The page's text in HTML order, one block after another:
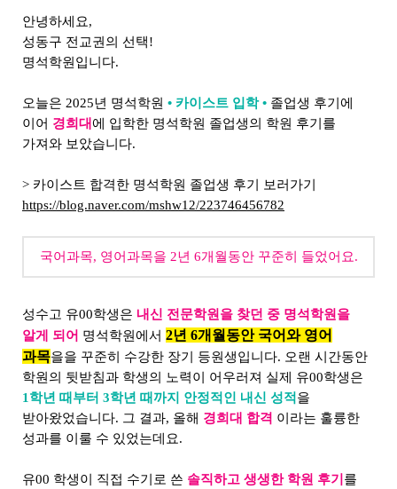
안녕하세요,
성동구 전교권의 선택!
명석학원입니다.
오늘은 2025년 명석학원 • 카이스트 입학 • 졸업생 후기에
이어 경희대에 입학한 명석학원 졸업생의 학원 후기를
가져와 보았습니다.
> 카이스트 합격한 명석학원 졸업생 후기 보러가기
https://blog.naver.com/mshw12/223746456782
국어과목, 영어과목을 2년 6개월동안 꾸준히 들었어요.
성수고 유00학생은 내신 전문학원을 찾던 중 명석학원을
알게 되어 명석학원에서 2년 6개월동안 국어와 영어
과목을을 꾸준히 수강한 장기 등원생입니다. 오랜 시간동안
학원의 뒷받침과 학생의 노력이 어우러져 실제 유00학생은
1학년 때부터 3학년 때까지 안정적인 내신 성적을
받아왔었습니다. 그 결과, 올해 경희대 합격 이라는 훌륭한
성과를 이룰 수 있었는데요.
유00 학생이 직접 수기로 쓴 솔직하고 생생한 학원 후기를